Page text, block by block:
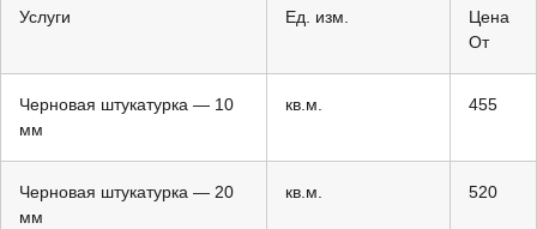
Услуги Ед. изм.
Цена
От
Черновая штукатурка — 10
мм
кв.м. 455
Черновая штукатурка — 20
мм
кв.м. 520